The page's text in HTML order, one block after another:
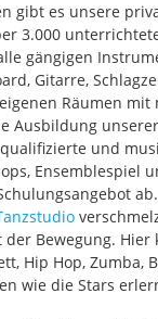
gibt es unsere
3.000
gängigen
Gitarre,
Räumen mit
Ausbildung
und
Ensemblespiel
Bewegung. Hier
Hip Hop, Zumba,
wie die Stars